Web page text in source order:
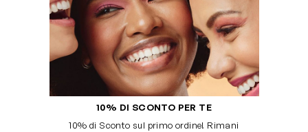
10% DI SCONTO PER TE
10% di Sconto sul primo ordine! Rimani